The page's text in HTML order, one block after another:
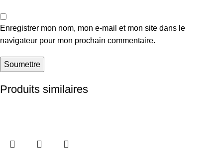
Enregistrer mon nom, mon e-mail et mon site dans le
navigateur pour mon prochain commentaire.
Produits similaires